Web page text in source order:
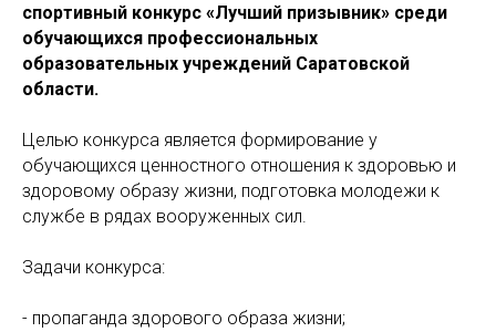
спортивный конкурс «Лучший призывник» среди
обучающихся профессиональных
образовательных учреждений Саратовской
области.
Целью конкурса является формирование у
обучающихся ценностного отношения к здоровью и
здоровому образу жизни, подготовка молодежи к
службе в рядах вооруженных сил.
Задачи конкурса:
- пропаганда здорового образа жизни;